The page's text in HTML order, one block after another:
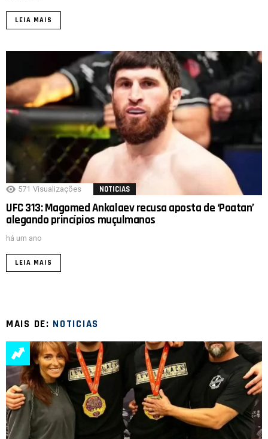
LEIA MAIS
571 Visualizações NOTICIAS
UFC 313: Magomed Ankalaev recusa aposta de ‘Poatan’
alegando princípios muçulmanos
há um ano
LEIA MAIS
MAIS DE: NOTICIAS